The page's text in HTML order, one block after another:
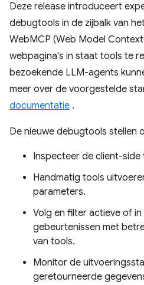
Deze release introduceert
debugtools in de zijbalk van
WebMCP (Web Model
webpagina's in staat tools te
bezoekende LLM-agents
meer over de voorgestelde
documentatie .
De nieuwe debugtools stellen
Inspecteer de client-side
Handmatig tools
parameters.
Volg en filter actieve of
gebeurtenissen met
van tools.
Monitor de
geretourneerde